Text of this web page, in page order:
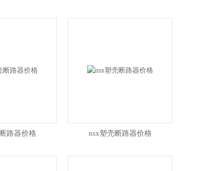
路器价格 nsx塑壳断路器价格